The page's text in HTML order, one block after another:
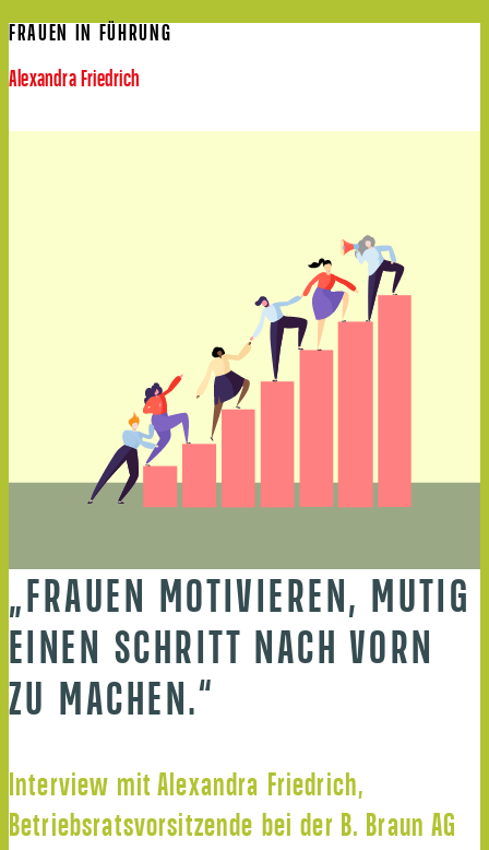
FRAUEN IN FÜHRUNG
Alexandra Friedrich
„FRAUEN MOTIVIEREN, MUTIG
EINEN SCHRITT NACH VORN
ZU MACHEN.“
Interview mit Alexandra Friedrich,
Betriebsratsvorsitzende bei der B. Braun AG